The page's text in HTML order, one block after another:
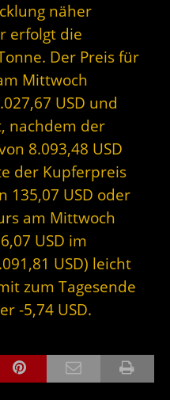
näher
erfolgt die
Der Preis für
Mittwoch
USD und
nachdem der
8.093,48 USD
der Kupferpreis
135,07 USD oder
am Mittwoch
USD im
USD) leicht
zum Tagesende
-5,74 USD.